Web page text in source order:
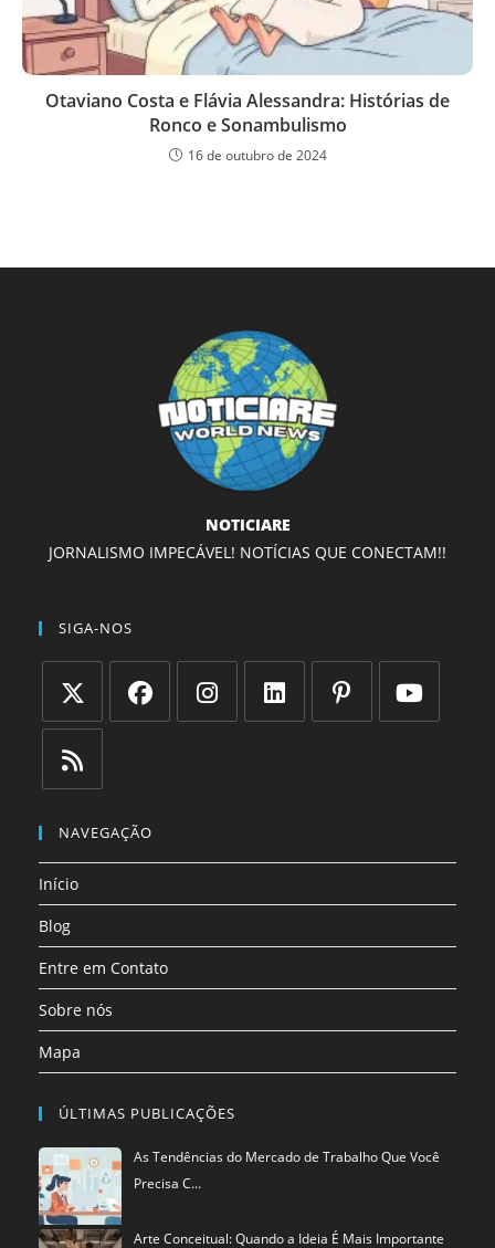
Otaviano Costa e Flávia Alessandra: Histórias de
Ronco e Sonambulismo
16 de outubro de 2024
NOTICIARE
JORNALISMO IMPECÁVEL! NOTÍCIAS QUE CONECTAM!!
SIGA-NOS
Abre
em
uma
aba
aba
em
uma
nova
aba
NAVEGAÇÃO
Início
Blog
Entre em Contato
Sobre nós
Mapa
ÚLTIMAS PUBLICAÇÕES
As Tendências do Mercado de Trabalho Que Você
Precisa C…
Arte Conceitual: Quando a Ideia É Mais Importante